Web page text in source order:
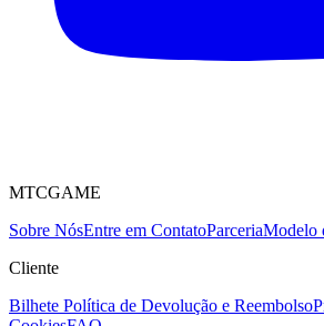
MTCGAME
Sobre NósEntre em ContatoParceriaModelo
Cliente
Bilhete Política de Devolução e Reembolso